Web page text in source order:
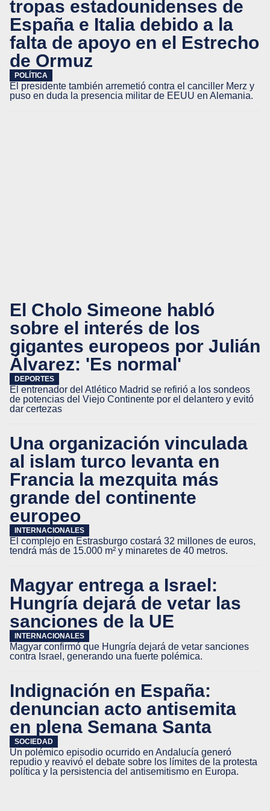
tropas estadounidenses de
España e Italia debido a la
falta de apoyo en el Estrecho
de Ormuz
POLÍTICA
El presidente también arremetió contra el canciller Merz y
puso en duda la presencia militar de EEUU en Alemania.
El Cholo Simeone habló
sobre el interés de los
gigantes europeos por Julián
Álvarez: 'Es normal'
DEPORTES
El entrenador del Atlético Madrid se refirió a los sondeos
de potencias del Viejo Continente por el delantero y evitó
dar certezas
Una organización vinculada
al islam turco levanta en
Francia la mezquita más
grande del continente
europeo
INTERNACIONALES
El complejo en Estrasburgo costará 32 millones de euros,
tendrá más de 15.000 m² y minaretes de 40 metros.
Magyar entrega a Israel:
Hungría dejará de vetar las
sanciones de la UE
INTERNACIONALES
Magyar confirmó que Hungría dejará de vetar sanciones
contra Israel, generando una fuerte polémica.
Indignación en España:
denuncian acto antisemita
en plena Semana Santa
SOCIEDAD
Un polémico episodio ocurrido en Andalucía generó
repudio y reavivó el debate sobre los límites de la protesta
política y la persistencia del antisemitismo en Europa.